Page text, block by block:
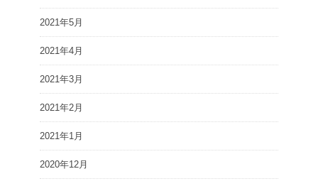
2021年5月
2021年4月
2021年3月
2021年2月
2021年1月
2020年12月